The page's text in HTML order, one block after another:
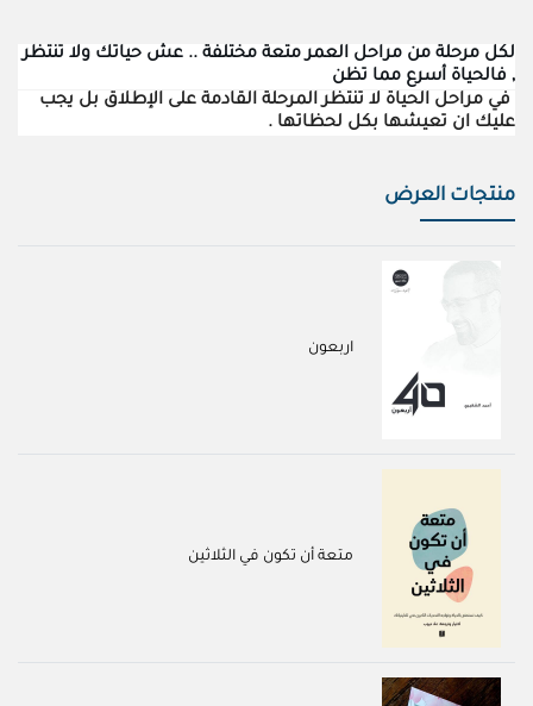
لكل مرحلة من مراحل العمر متعة مختلفة .. عش حياتك ولا تنتظر
, فالحياة أسرع مما تظن
في مراحل الحياة لا تنتظر المرحلة القادمة على الإطلاق بل يجب
عليك ان تعيشها بكل لحظاتها .
منتجات العرض
اربعون
متعة أن تكون في الثلاثين